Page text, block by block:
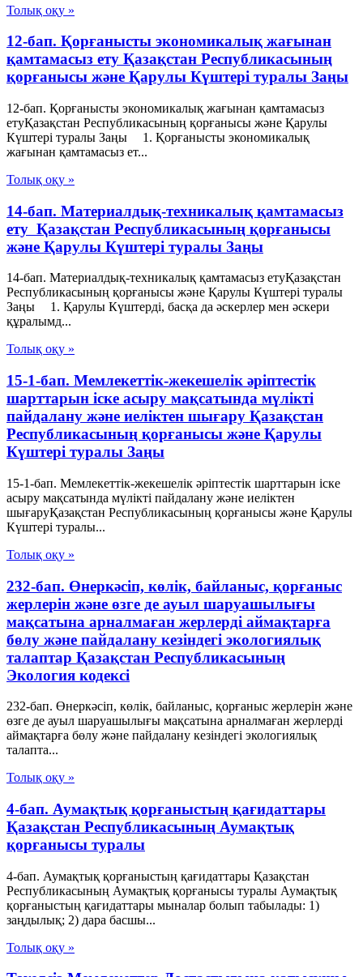
Толық оқу »
12-бап. Қорғанысты экономикалық жағынан
қамтамасыз ету Қазақстан Республикасының
қорғанысы және Қарулы Күштері туралы Заңы
12-бап. Қорғанысты экономикалық жағынан қамтамасыз
етуҚазақстан Республикасының қорғанысы және Қарулы
Күштері туралы Заңы 1. Қорғанысты экономикалық
жағынан қамтамасыз ет...
Толық оқу »
14-бап. Материалдық-техникалық қамтамасыз
ету Қазақстан Республикасының қорғанысы
және Қарулы Күштері туралы Заңы
14-бап. Материалдық-техникалық қамтамасыз етуҚазақстан
Республикасының қорғанысы және Қарулы Күштері туралы
Заңы 1. Қарулы Күштердi, басқа да әскерлер мен әскери
құралымд...
Толық оқу »
15-1-бап. Мемлекеттік-жекешелік әріптестік
шарттарын іске асыру мақсатында мүлікті
пайдалану және иеліктен шығару Қазақстан
Республикасының қорғанысы және Қарулы
Күштері туралы Заңы
15-1-бап. Мемлекеттік-жекешелік әріптестік шарттарын іске
асыру мақсатында мүлікті пайдалану және иеліктен
шығаруҚазақстан Республикасының қорғанысы және Қарулы
Күштері туралы...
Толық оқу »
232-бап. Өнеркәсіп, көлік, байланыс, қорғаныс
жерлерін және өзге де ауыл шаруашылығы
мақсатына арналмаған жерлерді аймақтарға
бөлу және пайдалану кезіндегі экологиялық
талаптар Қазақстан Республикасының
Экология кодексі
232-бап. Өнеркәсіп, көлік, байланыс, қорғаныс жерлерін және
өзге де ауыл шаруашылығы мақсатына арналмаған жерлерді
аймақтарға бөлу және пайдалану кезіндегі экологиялық
талапта...
Толық оқу »
4-бап. Аумақтық қорғаныстың қағидаттары
Қазақстан Республикасының Аумақтық
қорғанысы туралы
4-бап. Аумақтық қорғаныстың қағидаттары Қазақстан
Республикасының Аумақтық қорғанысы туралы Аумақтық
қорғаныстың қағидаттары мыналар болып табылады: 1)
заңдылық; 2) дара басшы...
Толық оқу »